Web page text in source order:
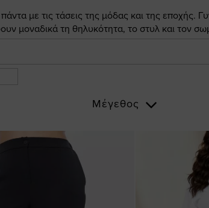
με τις τάσεις της μόδας και της εποχής.
μοναδικά τη θηλυκότητα, το στυλ και τον
Μέγεθος